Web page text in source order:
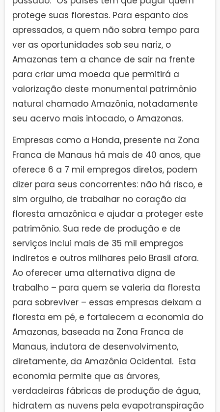
protege suas florestas. Para espanto dos
apressados, a quem não sobra tempo para
ver as oportunidades sob seu nariz, o
Amazonas tem a chance de sair na frente
para criar uma moeda que permitirá a
valorização deste monumental patrimônio
natural chamado Amazônia, notadamente
seu acervo mais intocado, o Amazonas.
Empresas como a Honda, presente na Zona
Franca de Manaus há mais de 40 anos, que
oferece 6 a 7 mil empregos diretos, podem
dizer para seus concorrentes: não há risco, e
sim orgulho, de trabalhar no coração da
floresta amazônica e ajudar a proteger este
patrimônio. Sua rede de produção e de
serviços inclui mais de 35 mil empregos
indiretos e outros milhares pelo Brasil afora.
Ao oferecer uma alternativa digna de
trabalho – para quem se valeria da floresta
para sobreviver – essas empresas deixam a
floresta em pé, e fortalecem a economia do
Amazonas, baseada na Zona Franca de
Manaus, indutora de desenvolvimento,
diretamente, da Amazônia Ocidental. Esta
economia permite que as árvores,
verdadeiras fábricas de produção de água,
hidratem as nuvens pela evapotranspiração